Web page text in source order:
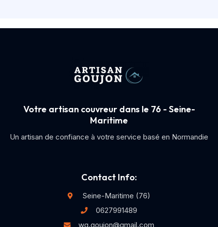
Votre artisan couvreur dans le 76 - Seine-
Maritime
Un artisan de confiance à votre service basé en Normandie
Contact Info:
Seine-Maritime (76)
0627991489
wg.goujon@gmail.com